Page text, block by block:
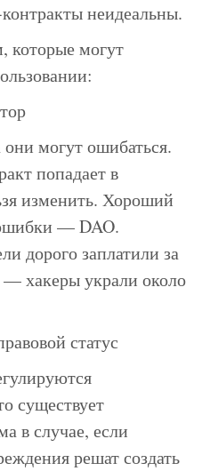
неидеальны.
которые могут
могут ошибаться.
попадает в
изменить. Хороший
— DAO.
дорого заплатили за
хакеры украли около
статус
существует
в случае, если
решат создать